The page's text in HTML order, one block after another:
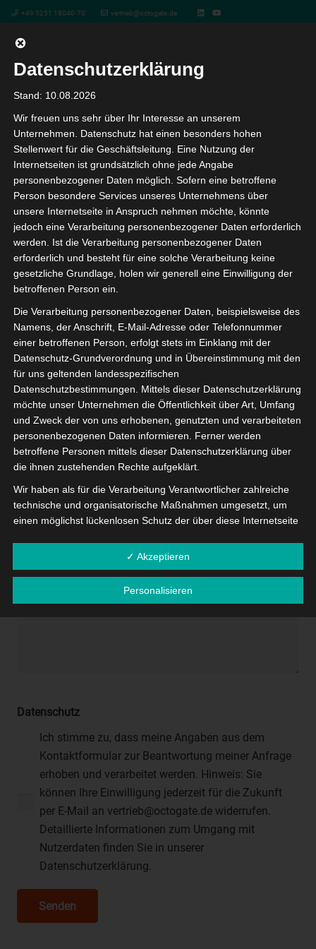
+49 5251 18040-70 vertrieb@octogate.de
Kontakt
zur OctoGate
Name Ihrer Einrichtung
Ansprechpartner:in
[honeypot website]
[honeypot nickname]
E-Mail
Telefon
Wie können wir Ihnen helfen?
Datenschutz
Ich stimme zu, dass meine Angaben aus dem
Kontaktformular zur Beantwortung meiner Anfrage
erhoben und verarbeitet werden. Hinweis: Sie
können Ihre Einwilligung jederzeit für die Zukunft
per E-Mail an vertrieb@octogate.de widerrufen.
Detaillierte Informationen zum Umgang mit
Nutzerdaten finden Sie in unserer
Datenschutzerklärung.
Datenschutzerklärung
Stand: 10.08.2026
Wir freuen uns sehr über Ihr Interesse an unserem
Unternehmen. Datenschutz hat einen besonders hohen
Stellenwert für die Geschäftsleitung. Eine Nutzung der
Internetseiten ist grundsätzlich ohne jede Angabe
personenbezogener Daten möglich. Sofern eine betroffene
Person besondere Services unseres Unternehmens über
unsere Internetseite in Anspruch nehmen möchte, könnte
jedoch eine Verarbeitung personenbezogener Daten erforderlich
werden. Ist die Verarbeitung personenbezogener Daten
erforderlich und besteht für eine solche Verarbeitung keine
gesetzliche Grundlage, holen wir generell eine Einwilligung der
betroffenen Person ein.
Die Verarbeitung personenbezogener Daten, beispielsweise des
Namens, der Anschrift, E-Mail-Adresse oder Telefonnummer
einer betroffenen Person, erfolgt stets im Einklang mit der
Datenschutz-Grundverordnung und in Übereinstimmung mit den
für uns geltenden landesspezifischen
Datenschutzbestimmungen. Mittels dieser Datenschutzerklärung
möchte unser Unternehmen die Öffentlichkeit über Art, Umfang
und Zweck der von uns erhobenen, genutzten und verarbeiteten
personenbezogenen Daten informieren. Ferner werden
betroffene Personen mittels dieser Datenschutzerklärung über
die ihnen zustehenden Rechte aufgeklärt.
Wir haben als für die Verarbeitung Verantwortlicher zahlreiche
technische und organisatorische Maßnahmen umgesetzt, um
einen möglichst lückenlosen Schutz der über diese Internetseite
Dennoch können Internetbasierte Datenübertragungen
grundsätzlich Sicherheitslücken aufweisen, sodass ein absoluter
durch den Europäischen Richtlinien- und Verordnungsgeber
verwendet wurden. Unsere Datenschutzerklärung soll sowohl für
die Öffentlichkeit als auch für unsere Kunden und
Geschäftspartner einfach lesbar und verständlich sein. Um dies
Begrifflichkeiten erläutern.
Wir verwenden in dieser Datenschutzerklärung unter anderem
die folgenden Begriffe:
a) personenbezogene Daten
Person (im Folgenden "betroffene Person") beziehen. Als
✓ Akzeptieren
Personalisieren